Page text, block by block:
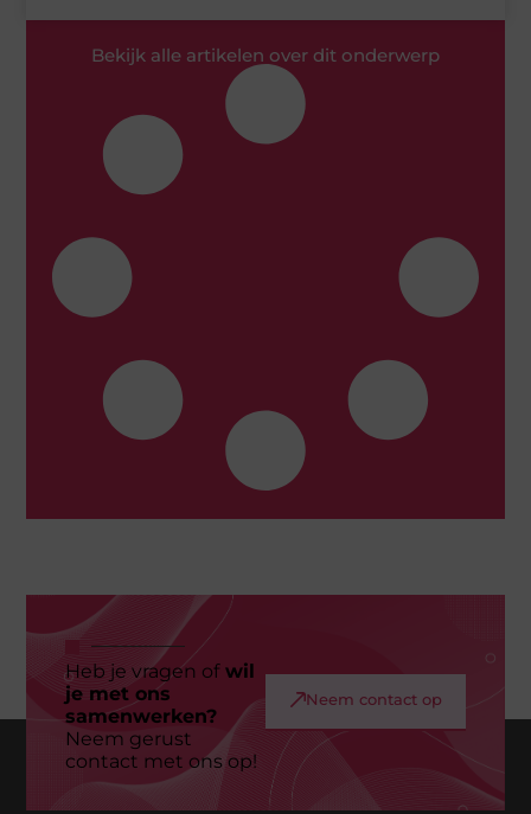
Bekijk alle artikelen over dit onderwerp
Heb je vragen ofwil
je met ons
samenwerken?
Neem gerust
contact met ons op!
Neem contact op